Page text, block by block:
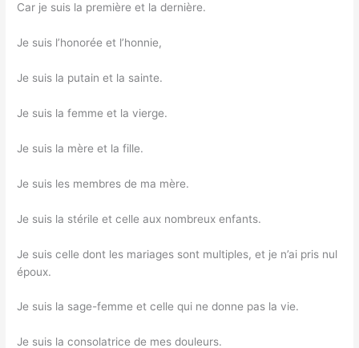
Car je suis la première et la dernière.
Je suis l’honorée et l’honnie,
Je suis la putain et la sainte.
Je suis la femme et la vierge.
Je suis la mère et la fille.
Je suis les membres de ma mère.
Je suis la stérile et celle aux nombreux enfants.
Je suis celle dont les mariages sont multiples, et je n’ai pris nul
époux.
Je suis la sage-femme et celle qui ne donne pas la vie.
Je suis la consolatrice de mes douleurs.